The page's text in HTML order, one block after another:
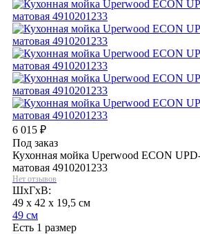
6 015 ₽
Под заказ
Кухонная мойка Uperwood ECON
матовая 4910201233
Нет отзывов
ШхГхВ:
49 x 42 x 19,5 см
49 см
Есть 1 размер